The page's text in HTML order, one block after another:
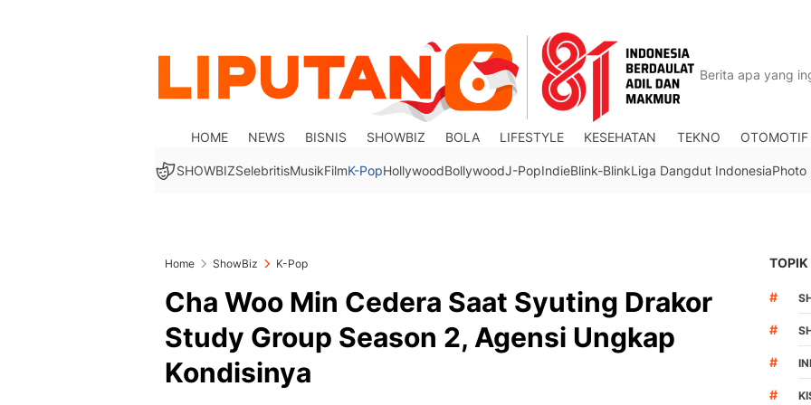
HOME NEWS BISNIS SHOWBIZ BOLA LIFESTYLE KESEHATAN TEKNO OTOMOTIF
SHOWBIZSelebritisMusikFilmK-PopHollywoodBollywoodJ-PopIndieBlink-BlinkLiga Dangdut IndonesiaPhoto
Home ShowBiz K-Pop
Cha Woo Min Cedera Saat Syuting Drakor
Study Group Season 2, Agensi Ungkap
Kondisinya
TOPIK
#
#
#
#